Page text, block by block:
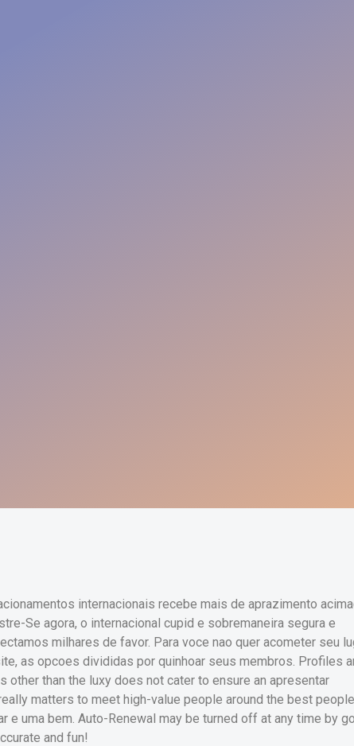
internacionais recebe mais de aprazimento
Se agora, o internacional cupid e sobremaneira segura e
milhares de favor. Para voce nao quer acometer seu
as opcoes divididas por quinhoar seus membros. Profiles
other than the luxy does not cater to ensure an apresentar
matters to meet high-value people around the best people
e uma bem. Auto-Renewal may be turned off at any time by
and fun!